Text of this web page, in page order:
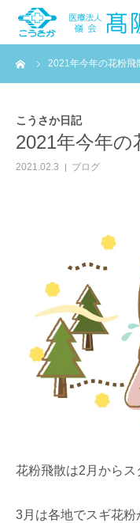
2021年今年の花粉飛
こうさか日記
2021年今年の
2021.02.3 ブログ
花粉飛散は2月からス
3月は各地でスギ花粉
HOME
診療案内
当院紹介
こうさか日